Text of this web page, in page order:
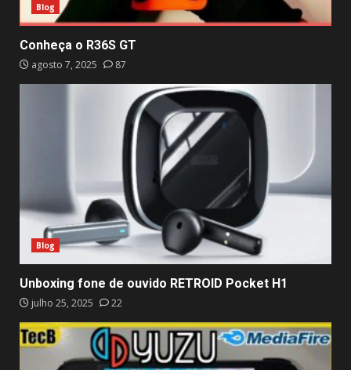
Blog
Conheça o R36S GT
agosto 7, 2025 87
Blog
Unboxing fone de ouvido RETROID Pocket H1
julho 25, 2025 22